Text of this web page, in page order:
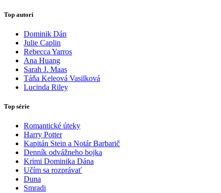
Top autori
Dominik Dán
Julie Caplin
Rebecca Yarros
Ana Huang
Sarah J. Maas
Táňa Keleová Vasilková
Lucinda Riley
Top série
Romantické úteky
Harry Potter
Kapitán Stein a Notár Barbarič
Denník odvážneho bojka
Krimi Dominika Dána
Učím sa rozprávať
Duna
Smradi